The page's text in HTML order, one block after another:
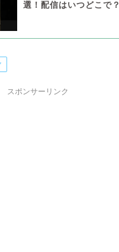
選！配信はいつどこで？
スポンサーリンク